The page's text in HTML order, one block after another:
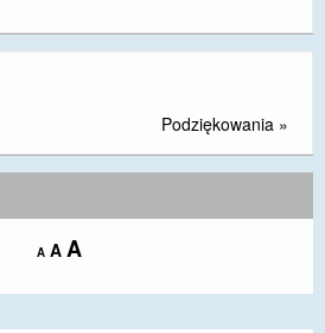
Podziękowania »
A Decrease
size.
A Reset
size.
AIncrease
size.